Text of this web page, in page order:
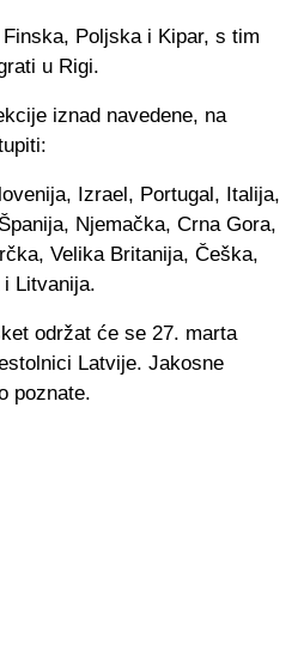
Poljska i Kipar, s tim
u Rigi.
iznad navedene, na
Izrael, Portugal, Italija,
Njemačka, Crna Gora,
Velika Britanija, Češka,
Litvanija.
održat će se 27. marta
Latvije. Jakosne
poznate.